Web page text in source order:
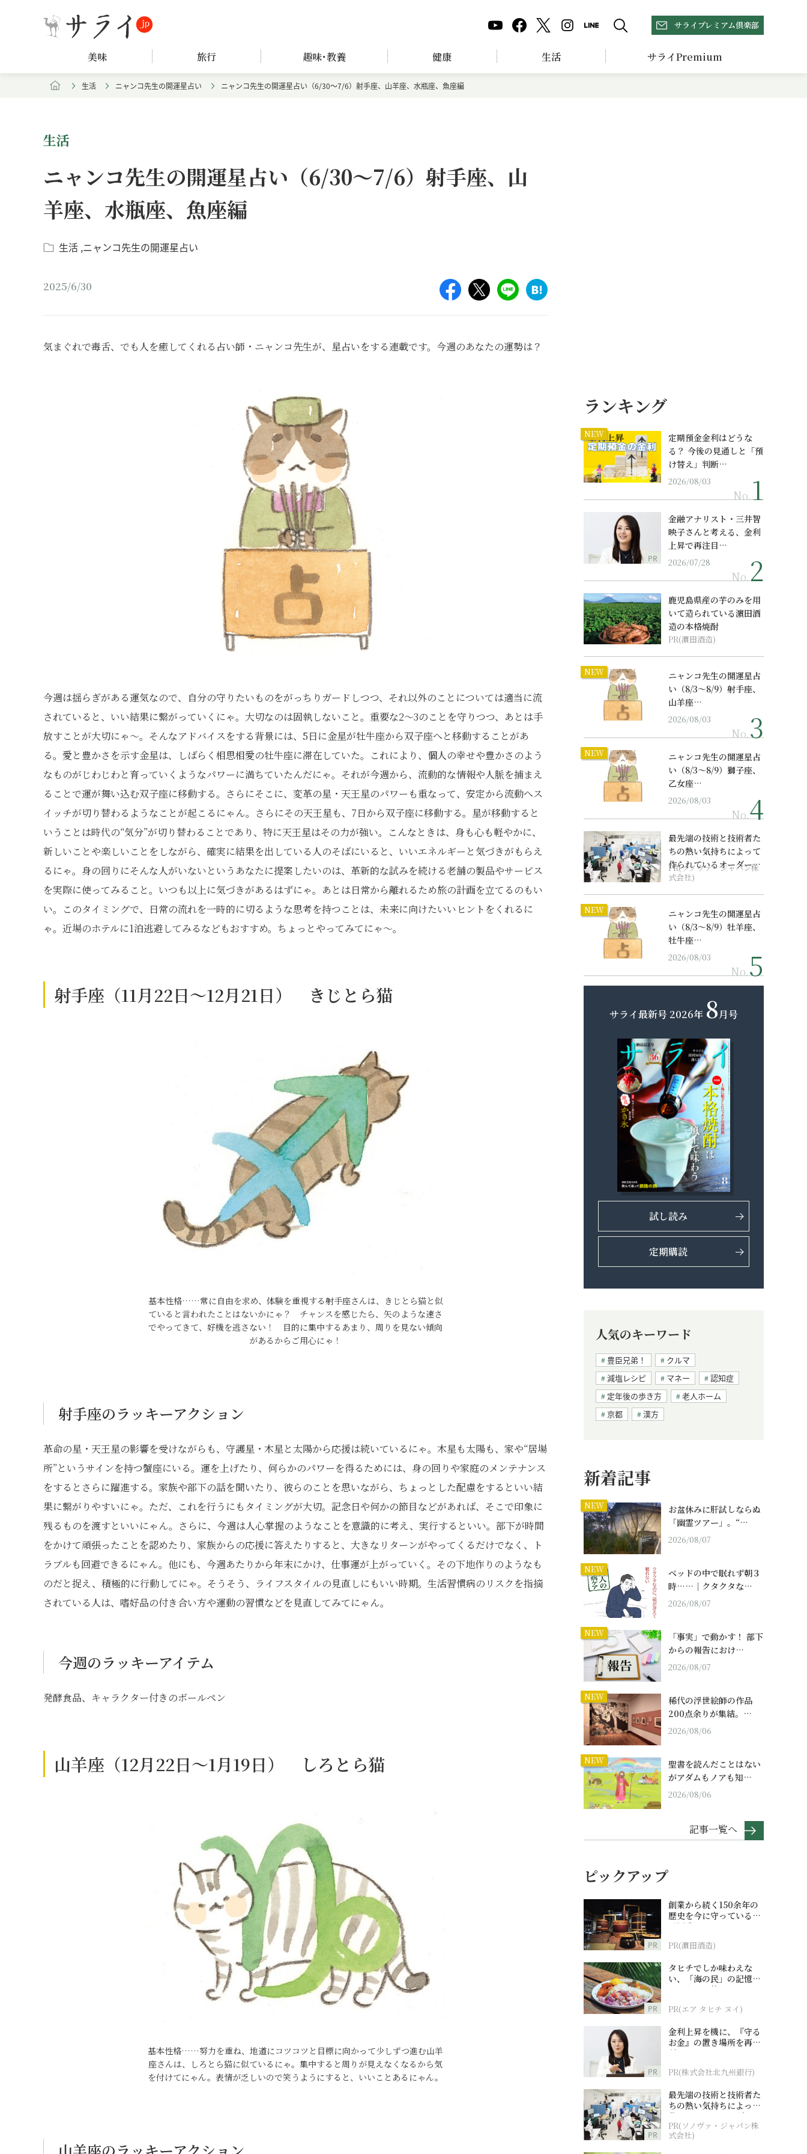
サライプレミアム倶楽部
美味 旅行 趣味･教養 健康 生活 サライPremium
生活 ニャンコ先生の開運星占い ニャンコ先生の開運星占い（6/30～7/6）射手座、山羊座、水瓶座、魚座編
生活
ニャンコ先生の開運星占い（6/30～7/6）射手座、山
羊座、水瓶座、魚座編
生活 ニャンコ先生の開運星占い
2025/6/30
気まぐれで毒舌、でも人を癒してくれる占い師・ニャンコ先生が、星占いをする連載です。今週のあなたの運勢は？
今週は揺らぎがある運気なので、自分の守りたいものをがっちりガードしつつ、それ以外のことについては適当に流
されていると、いい結果に繋がっていくにゃ。大切なのは固執しないこと。重要な2〜3のことを守りつつ、あとは手
放すことが大切にゃ〜。そんなアドバイスをする背景には、5日に金星が牡牛座から双子座へと移動することがあ
る。愛と豊かさを示す金星は、しばらく相思相愛の牡牛座に滞在していた。これにより、個人の幸せや豊かさのよう
なものがじわじわと育っていくようなパワーに満ちていたんだにゃ。それが今週から、流動的な情報や人脈を捕まえ
ることで運が舞い込む双子座に移動する。さらにそこに、変革の星・天王星のパワーも重なって、安定から流動へス
イッチが切り替わるようなことが起こるにゃん。さらにその天王星も、7日から双子座に移動する。星が移動すると
いうことは時代の“気分”が切り替わることであり、特に天王星はその力が強い。こんなときは、身も心も軽やかに、
新しいことや楽しいことをしながら、確実に結果を出している人のそばにいると、いいエネルギーと気づきがもらえ
るにゃ。身の回りにそんな人がいないというあなたに提案したいのは、革新的な試みを続ける老舗の製品やサービス
を実際に使ってみること。いつも以上に気づきがあるはずにゃ。あとは日常から離れるため旅の計画を立てるのもい
い。このタイミングで、日常の流れを一時的に切るような思考を持つことは、未来に向けたいいヒントをくれるに
ゃ。近場のホテルに1泊逃避してみるなどもおすすめ。ちょっとやってみてにゃ〜。
射手座（11月22日～12月21日） きじとら猫
基本性格……常に自由を求め、体験を重視する射手座さんは、きじとら猫と似
ていると言われたことはないかにゃ？ チャンスを感じたら、矢のような速さ
でやってきて、好機を逃さない！ 目的に集中するあまり、周りを見ない傾向
があるからご用心にゃ！
射手座のラッキーアクション
革命の星・天王星の影響を受けながらも、守護星・木星と太陽から応援は続いているにゃ。木星も太陽も、家や“居場
所”というサインを持つ蟹座にいる。運を上げたり、何らかのパワーを得るためには、身の回りや家庭のメンテナンス
をするとさらに躍進する。家族や部下の話を聞いたり、彼らのことを思いながら、ちょっとした配慮をするといい結
果に繋がりやすいにゃ。ただ、これを行うにもタイミングが大切。記念日や何かの節目などがあれば、そこで印象に
残るものを渡すといいにゃん。さらに、今週は人心掌握のようなことを意識的に考え、実行するといい。部下が時間
をかけて頑張ったことを認めたり、家族からの応援に答えたりすると、大きなリターンがやってくるだけでなく、ト
ラブルも回避できるにゃん。他にも、今週あたりから年末にかけ、仕事運が上がっていく。その下地作りのようなも
のだと捉え、積極的に行動してにゃ。そうそう、ライフスタイルの見直しにもいい時期。生活習慣病のリスクを指摘
されている人は、嗜好品の付き合い方や運動の習慣などを見直してみてにゃん。
今週のラッキーアイテム
発酵食品、キャラクター付きのボールペン
山羊座（12月22日～1月19日） しろとら猫
基本性格……努力を重ね、地道にコツコツと目標に向かって少しずつ進む山羊
座さんは、しろとら猫に似ているにゃ。集中すると周りが見えなくなるから気
を付けてにゃん。表情が乏しいので笑うようにすると、いいことあるにゃん。
ランキング
NEW
定期預金金利はどうな
る？ 今後の見通しと「預
け替え」判断…
2026/08/03
No.
PR
金融アナリスト・三井智
映子さんと考える、金利
上昇で再注目…
2026/07/28
No.
鹿児島県産の芋のみを用
いて造られている濵田酒
造の本格焼酎
PR(濵田酒造)
NEW
ニャンコ先生の開運星占
い（8/3～8/9）射手座、
山羊座…
2026/08/03
No.
NEW
ニャンコ先生の開運星占
い（8/3～8/9）獅子座、
乙女座…
2026/08/03
No.
最先端の技術と技術者た
ちの熱い気持ちによって
作られているオーダーメ
イド補聴器
PR(ソノヴァ・ジャパン株
式会社)
NEW
ニャンコ先生の開運星占
い（8/3～8/9）牡羊座、
牡牛座…
2026/08/03
No.
サライ最新号 2026年 8月号
試し読み
定期購読
人気のキーワード
豊臣兄弟！
クルマ
減塩レシピ
マネー
認知症
定年後の歩き方
老人ホーム
京都
漢方
新着記事
NEW
お盆休みに肝試しならぬ
「幽霊ツアー」。“…
2026/08/07
NEW
ベッドの中で眠れず朝３
時……｜クタクタな…
2026/08/07
NEW
「事実」で動かす！ 部下
からの報告におけ…
2026/08/07
NEW
稀代の浮世絵師の作品
200点余りが集結。…
2026/08/06
NEW
聖書を読んだことはない
がアダムもノアも知…
2026/08/06
記事一覧へ
ピックアップ
PR
創業から続く150余年の
歴史を今に守っている濵
田酒造
PR(濵田酒造)
PR
タヒチでしか味わえな
い、「海の民」の記憶へ
とつながる旅
PR(エア タヒチ ヌイ)
PR
金利上昇を機に、『守る
お金』の置き場所を再検
討
PR(株式会社北九州銀行)
PR
最先端の技術と技術者た
ちの熱い気持ちによって
作られているオーダーメ
イド補聴器
PR(ソノヴァ・ジャパン株
式会社)